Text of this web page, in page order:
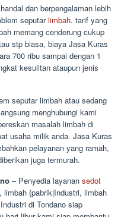
dan berpengalaman lebih
seputarlimbah. tarif yang
memang cenderung cukup
stp biasa, biaya Jasa Kuras
700 ribu sampai dengan 1
kesulitan ataupun jenis
seputar limbah atau sedang
menghubungi kami
masalah limbah di
usaha milik anda. Jasa Kuras
pelayanan yang ramah,
juga termurah.
– Penyedia layanan sedot
{pabrik|Industri, limbah
di Tondano siap